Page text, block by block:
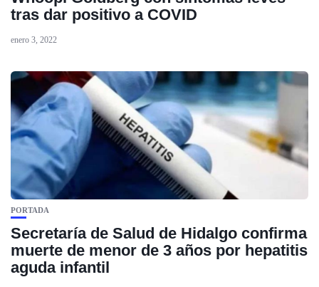
tras dar positivo a COVID
enero 3, 2022
PORTADA
Secretaría de Salud de Hidalgo confirma
muerte de menor de 3 años por hepatitis
aguda infantil